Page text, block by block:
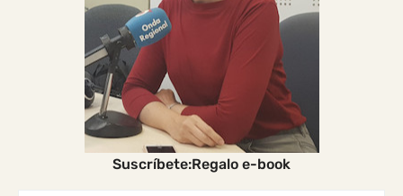
Suscríbete:Regalo e-book